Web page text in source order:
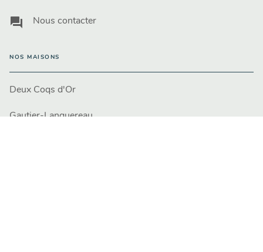
question_answer Nous contacter
NOS MAISONS
Deux Coqs d'Or
Gautier-Languereau